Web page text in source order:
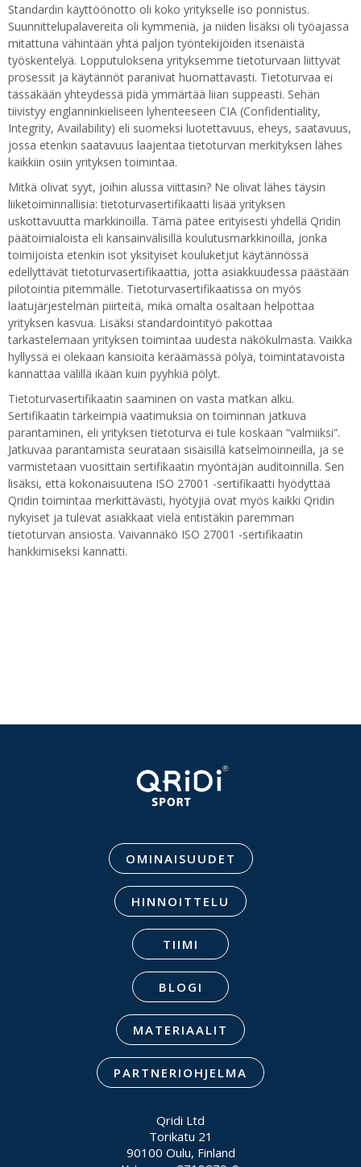
Standardin käyttöönotto oli koko yritykselle iso ponnistus.
Suunnittelupalavereita oli kymmeniä, ja niiden lisäksi oli työajassa
mitattuna vähintään yhtä paljon työntekijöiden itsenäistä
työskentelyä. Lopputuloksena yrityksemme tietoturvaan liittyvät
prosessit ja käytännöt paranivat huomattavasti. Tietoturvaa ei
tässäkään yhteydessä pidä ymmärtää liian suppeasti. Sehän
tiivistyy englanninkieliseen lyhenteeseen CIA (Confidentiality,
Integrity, Availability) eli suomeksi luotettavuus, eheys, saatavuus,
jossa etenkin saatavuus laajentaa tietoturvan merkityksen lähes
kaikkiin osiin yrityksen toimintaa.
Mitkä olivat syyt, joihin alussa viittasin? Ne olivat lähes täysin
liiketoiminnallisia: tietoturvasertifikaatti lisää yrityksen
uskottavuutta markkinoilla. Tämä pätee erityisesti yhdellä Qridin
päätoimialoista eli kansainvälisillä koulutusmarkkinoilla, jonka
toimijoista etenkin isot yksityiset kouluketjut käytännössä
edellyttävät tietoturvasertifikaattia, jotta asiakkuudessa päästään
pilotointia pitemmälle. Tietoturvasertifikaatissa on myös
laatujärjestelmän piirteitä, mikä omalta osaltaan helpottaa
yrityksen kasvua. Lisäksi standardointityö pakottaa
tarkastelemaan yrityksen toimintaa uudesta näkökulmasta. Vaikka
hyllyssä ei olekaan kansioita keräämässä pölyä, toimintatavoista
kannattaa välillä ikään kuin pyyhkiä pölyt.
Tietoturvasertifikaatin saaminen on vasta matkan alku.
Sertifikaatin tärkeimpiä vaatimuksia on toiminnan jatkuva
parantaminen, eli yrityksen tietoturva ei tule koskaan “valmiiksi”.
Jatkuvaa parantamista seurataan sisäisillä katselmoinneilla, ja se
varmistetaan vuosittain sertifikaatin myöntäjän auditoinnilla. Sen
lisäksi, että kokonaisuutena ISO 27001 -sertifikaatti hyödyttää
Qridin toimintaa merkittävästi, hyötyjiä ovat myös kaikki Qridin
nykyiset ja tulevat asiakkaat vielä entistäkin paremman
tietoturvan ansiosta. Vaivannäkö ISO 27001 -sertifikaatin
hankkimiseksi kannatti.
OMINAISUUDET
HINNOITTELU
TIIMI
BLOGI
MATERIAALIT
PARTNERIOHJELMA
Qridi Ltd
Torikatu 21
90100 Oulu, Finland